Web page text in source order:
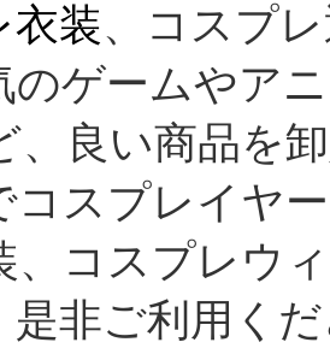
衣装、コスプ
のゲームやア
、良い商品を
コスプレイヤ
、コスプレウ
是非ご利用く